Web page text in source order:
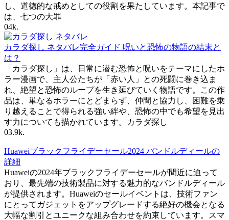
し、道徳的な戒めとしての役割を果たしています。本記事で
は、七つの大罪
04k.
カラダ探し ネタバレ完全ガイド 呪いと恐怖の物語の結末と
は？
「カラダ探し」は、日常に潜む恐怖と呪いをテーマにしたホ
ラー漫画で、主人公たちが「赤い人」との死闘に巻き込ま
れ、絶望と恐怖のループを生き延びていく物語です。この作
品は、単なるホラーにとどまらず、仲間と協力し、困難を乗
り越えることで得られる強い絆や、恐怖の中でも希望を見出
す力についても描かれています。カラダ探し
03.9k.
Huaweiブラックフライデーセール2024 バンドルディールの
詳細
Huaweiの2024年ブラックフライデーセールが間近に迫って
おり、最先端の技術製品に対する魅力的なバンドルディール
が提供されます。Huaweiのセールイベントは、技術ファン
にとってガジェットをアップグレードする絶好の機会となる
大幅な割引とユニークな組み合わせを約束しています。スマ